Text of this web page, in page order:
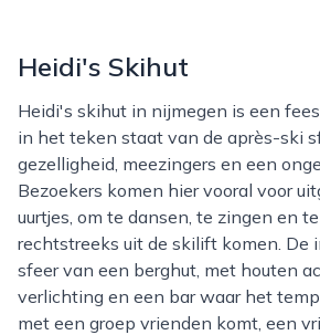
Heidi's Skihut
Heidi's skihut in nijmegen is een feestcafé dat helemaal
in het teken staat van de après-ski
gezelligheid, meezingers en een
Bezoekers komen hier vooral voor
uurtjes, om te dansen, te zingen en
rechtstreeks uit de skilift komen. De
sfeer van een berghut, met houten
verlichting en een bar waar het
met een groep vrienden komt, een